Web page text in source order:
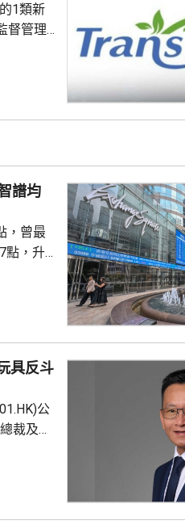
1類新
督管理
膽管癌
獲批基於一...
譜均
，曾最
點，升
急升，
...
具反斗
公
裁及執